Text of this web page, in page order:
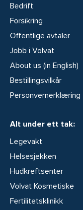
Bedrift
Forsikring
Offentlige avtaler
Jobb i Volvat
About us (in English)
Bestillingsvilkår
Personvernerklæring
Alt under ett tak:
Legevakt
Helsesjekken
Hudkreftsenter
Volvat Kosmetiske
Fertilitetsklinikk